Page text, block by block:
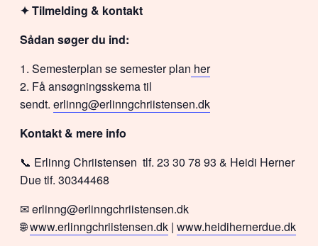
✦ Tilmelding & kontakt
Sådan søger du ind:
Semesterplan se semester plan her
Få ansøgningsskema til
sendt. erlinng@erlinngchriistensen.dk
Kontakt & mere info
📞 Erlinng Chriistensen tlf. 23 30 78 93 & Heidi Herner
Due tlf. 30344468
✉ erlinng@erlinngchriistensen.dk
🌐www.erlinngchriistensen.dk | www.heidihernerdue.dk